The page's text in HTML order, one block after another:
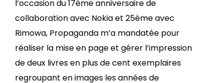
l’occasion du 17ème anniversairede
collaboration avec Nokia et 25ème avec
Rimowa, Propaganda m’a mandatée pour
réaliser la mise en page et gérer l’impression
de deux livres en plus de cent exemplaires
regroupant en images les années de